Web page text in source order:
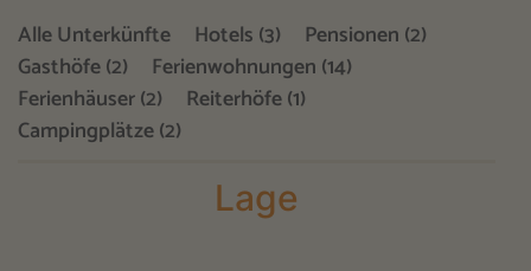
Alle Unterkünfte Hotels (3)
Pensionen (2)
Gasthöfe (2)
Ferienwohnungen (14)
Ferienhäuser (2)
Reiterhöfe (1)
Campingplätze (2)
Lage